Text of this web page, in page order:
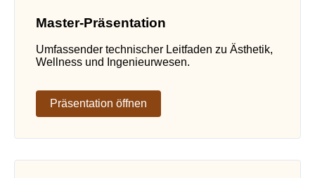
Master-Präsentation
Umfassender technischer Leitfaden zu Ästhetik,
Wellness und Ingenieurwesen.
Präsentation öffnen